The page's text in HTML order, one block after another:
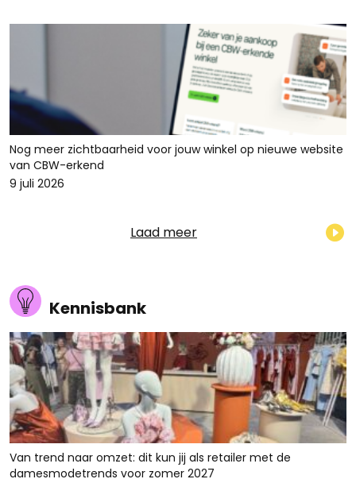
Nog meer zichtbaarheid voor jouw winkel op nieuwe website
van CBW-erkend
9 juli 2026
Laad meer
Kennisbank
Van trend naar omzet: dit kun jij als retailer met de
damesmodetrends voor zomer 2027